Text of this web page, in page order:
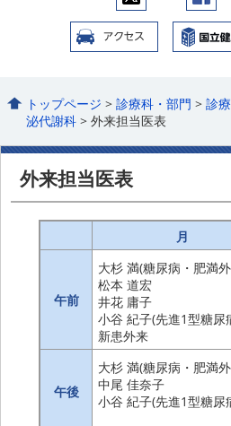
トップページ >診療科・部門 >診
泌代謝科 > 外来担当医表
外来担当医表
月
午前
大杉 満(糖尿病・肥満
松本 道宏
井花 庸子
小谷 紀子(先進1型糖尿
新患外来
午後
大杉 満(糖尿病・肥満
中尾 佳奈子
小谷 紀子(先進1型糖尿